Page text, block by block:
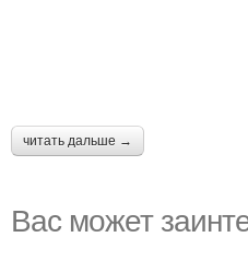
читать дальше →
Вас может